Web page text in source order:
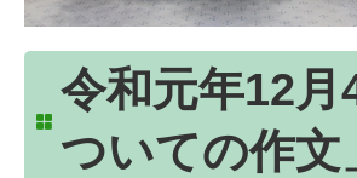
令和元年12
ついての作文